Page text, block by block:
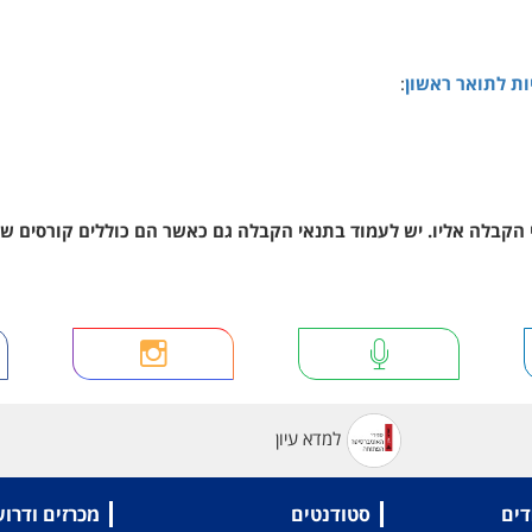
לתואר ראשון:
אליו. יש לעמוד בתנאי הקבלה גם כאשר הם כוללים קורסים
למדא עיון
סטודנטים מכרזים